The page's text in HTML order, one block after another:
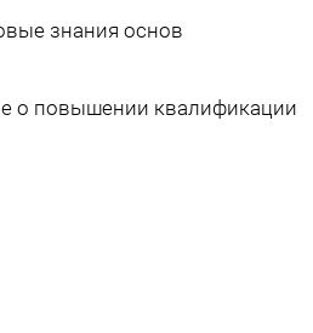
знания основ
о повышении квалификации